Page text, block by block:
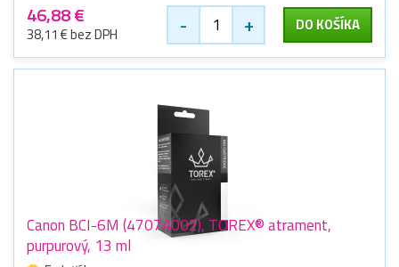
46,88 €
38,11 € bez DPH - + DO KOŠÍKA
Canon BCI-6M (4707A002), TOREX® atrament,
purpurový, 13 ml